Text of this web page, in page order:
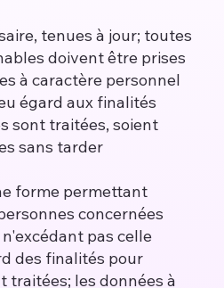
tenues à jour; toutes
doivent être prises
à caractère personnel
égard aux finalités
sont traitées, soient
sans tarder
forme permettant
concernées
pas celle
des finalités pour
traitées; les données à